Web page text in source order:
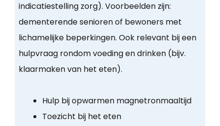
indicatiestelling zorg). Voorbeelden zijn:
dementerende senioren of bewoners met
lichamelijke beperkingen. Ook relevant bij een
hulpvraag rondom voeding en drinken (bijv.
klaarmaken van het eten).
Hulp bij opwarmen magnetronmaaltijd
Toezicht bij het eten